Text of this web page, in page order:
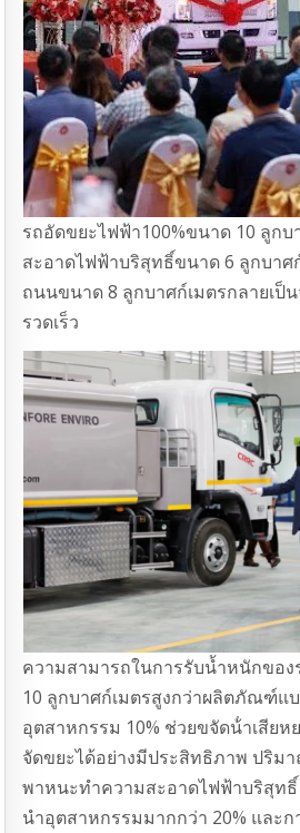
รถอัดขยะไฟฟ้า100%ขนาด 10 ลูกบ
สะอาดไฟฟ้าบริสุทธิ์ขนาด 6 ลูกบาศ
ถนนขนาด 8 ลูกบาศก์เมตรกลายเป็
รวดเร็ว
ความสามารถในการรับน้ำหนักขอ
10 ลูกบาศก์เมตรสูงกว่าผลิตภัณฑ์แ
อุตสาหกรรม 10% ช่วยขจัดน้ําเสีย
จัดขยะได้อย่างมีประสิทธิภาพ ปริม
พาหนะทําความสะอาดไฟฟ้าบริสุทธิ์
นําอุตสาหกรรมมากกว่า 20% และ